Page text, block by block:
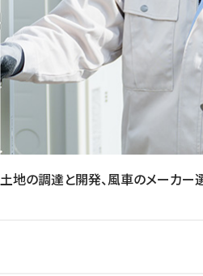
土地の調達と開発、風車のメーカー